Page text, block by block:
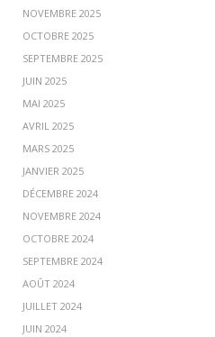
NOVEMBRE 2025
OCTOBRE 2025
SEPTEMBRE 2025
JUIN 2025
MAI 2025
AVRIL 2025
MARS 2025
JANVIER 2025
DÉCEMBRE 2024
NOVEMBRE 2024
OCTOBRE 2024
SEPTEMBRE 2024
AOÛT 2024
JUILLET 2024
JUIN 2024